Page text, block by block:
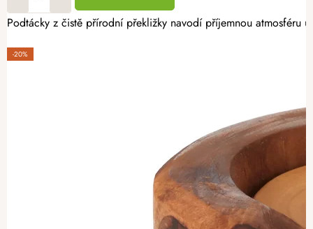
Podtácky z čistě přírodní překližky navodí příjemnou atmosféru
-20%